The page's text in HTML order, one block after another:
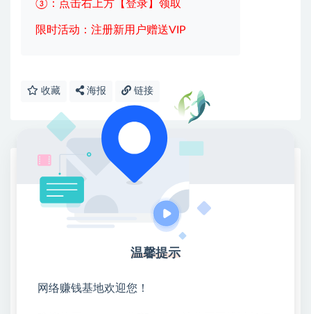
③：点击右上方【登录】领取
限时活动：注册新用户赠送VIP
收藏 海报 链接
网赚基地简介
站长微信：无
❤本站：本站整合多方资源站，主要面向互联网创业
类&副业类，资源丰富 物超所值。
❤能助您：找项目 + 低成本创业 + 减少信息差 + 见识
各种项目 + 提升网创认知。
开启网络之门，广受好评！
温馨提示
网络赚钱基地欢迎您！